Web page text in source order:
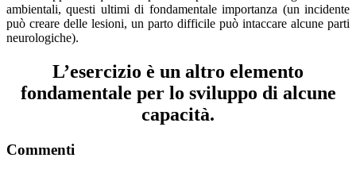
ambientali, questi ultimi di fondamentale importanza (un incidente
può creare delle lesioni, un parto difficile può intaccare alcune parti
neurologiche).
L’esercizio è un altro elemento
fondamentale per lo sviluppo di alcune
capacità.
Commenti